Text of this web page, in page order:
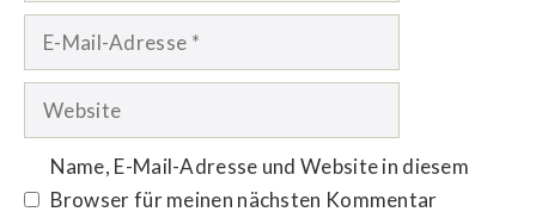
Website
Name, E-Mail-Adresse und Website in diesem
Browser für meinen nächsten Kommentar